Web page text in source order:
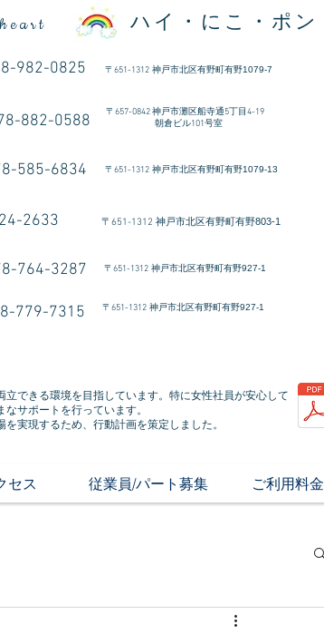
heart ハイ・にこ・ポン
982-0825 〒 651-1312 ​神戸市北区有野町有野1079-7
882-0588
〒 657-0842 神戸市灘区船寺通5丁目4-19
朝倉ビル101号室
585-6834 〒 651-1312 神戸市北区有野町有野1079-13
2633 〒 651-1312 神戸市北区有野町有野803-1
764-3287 〒 651-1312 神戸市北区有野町有野927-1
779-7315 〒 651-1312 神戸市北区有野町有野927-1
できる環境を目指しています。特に女性社員が安心して
サポートを行っています。
実現するため、行動計画を策定しました。
セス 従業員/パート募集 ご利用料金